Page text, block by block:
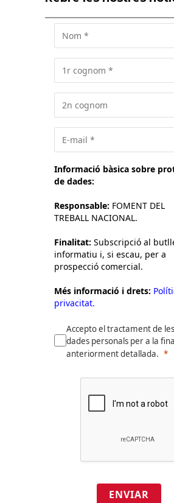
Informació bàsica sobre
de dades:
Responsable: FOMENT DEL
TREBALL NACIONAL.
Finalitat: Subscripció al
informatiu i, si escau, per a
prospecció comercial.
Més informació i drets:
privacitat.
Accepto el tractament de
dades personals per a la
anteriorment detallada.
ENVIAR